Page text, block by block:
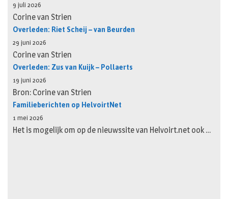
9 juli 2026
Corine van Strien
Overleden: Riet Scheij – van Beurden
29 juni 2026
Corine van Strien
Overleden: Zus van Kuijk – Pollaerts
19 juni 2026
Bron: Corine van Strien
Familieberichten op HelvoirtNet
1 mei 2026
Het is mogelijk om op de nieuwssite van Helvoirt.net ook …